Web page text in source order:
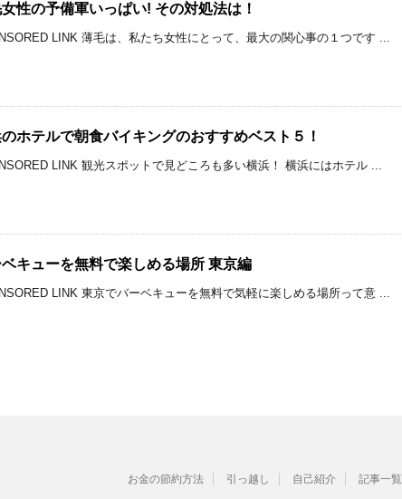
性の予備軍いっぱい! その対処法は！
LINK 薄毛は、私たち女性にとって、最大の関心事の１つです ...
ホテルで朝食バイキングのおすすめベスト５！
LINK 観光スポットで見どころも多い横浜！ 横浜にはホテル ...
キューを無料で楽しめる場所 東京編
LINK 東京でバーベキューを無料で気軽に楽しめる場所って意 ...
お金の節約方法 引っ越し 自己紹介 記事一覧